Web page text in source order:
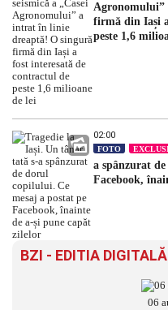
firmă din Iași
peste 1,6
02:00
FOTO
a spânzurat
Facebook,
BZI - EDITIA
06